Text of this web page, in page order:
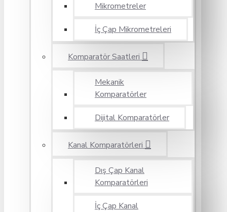
Mikrometreler
İç Çap Mikrometreleri
Komparatör Saatleri
Mekanik
Komparatörler
Dijital Komparatörler
Kanal Komparatörleri
Dış Çap Kanal
Komparatörleri
İç Çap Kanal